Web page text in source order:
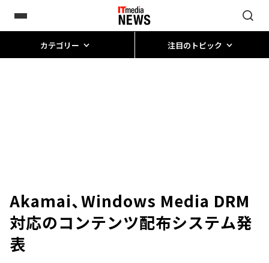
カテゴリー 注目のトピック
Akamai、Windows Media DRM
対応のコンテンツ配布システム発
表